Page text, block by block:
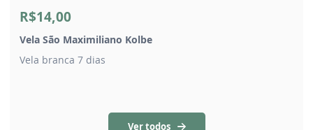
R$14,00
Vela São Maximiliano Kolbe
Vela branca 7 dias
Ver todos